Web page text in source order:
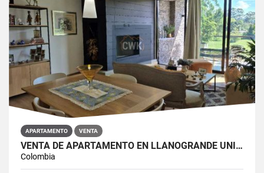
APARTAMENTO VENTA
VENTA DE APARTAMENTO EN LLANOGRANDE UNIDAD CERRADA EXCELENTE
Colombia